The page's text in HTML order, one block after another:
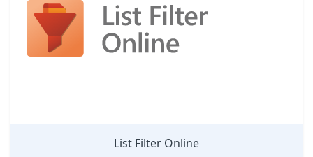
List Filter Online